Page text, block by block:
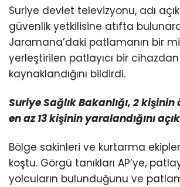
Suriye devlet televizyonu, adı
güvenlik yetkilisine atıfta
Jaramana’daki patlamanın bir
yerleştirilen patlayıcı bir cihazdan
kaynaklandığını bildirdi.
Suriye Sağlık Bakanlığı, 2
en az 13 kişinin yaralandığını
Bölge sakinleri ve kurtarma
koştu. Görgü tanıkları AP’ye,
yolcuların bulunduğunu ve